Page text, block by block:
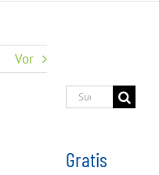
Vor
Suche
Gratis